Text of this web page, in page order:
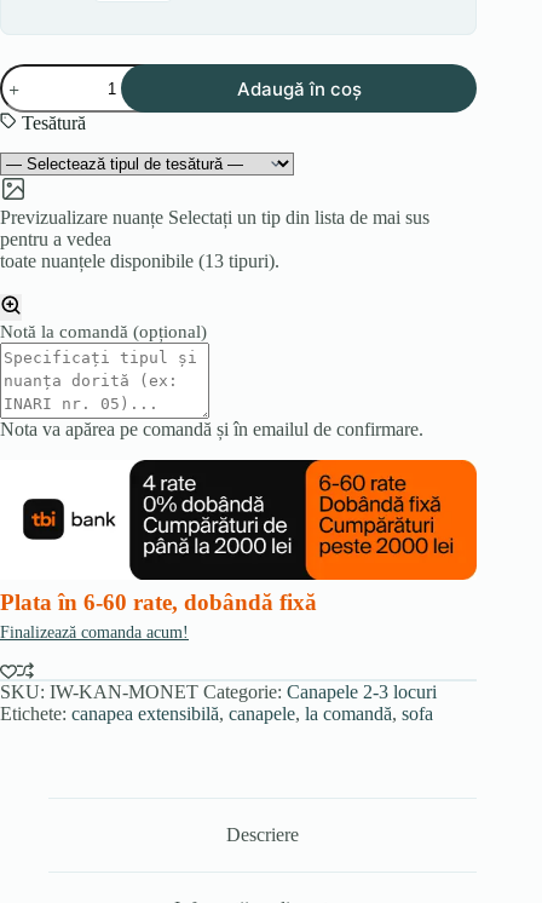
Cantitate
Canapea
MONET
Adaugă în coș
Tesătură
Previzualizare nuanțe Selectați un tip din lista de mai sus
pentru a vedea
toate nuanțele disponibile (13 tipuri).
Notă la comandă (opțional)
Nota va apărea pe comandă și în emailul de confirmare.
Plata în 6-60 rate, dobândă fixă
Finalizează comanda acum!
SKU: IW-KAN-MONET Categorie: Canapele 2-3 locuri
Etichete: canapea extensibilă, canapele, la comandă, sofa
Descriere